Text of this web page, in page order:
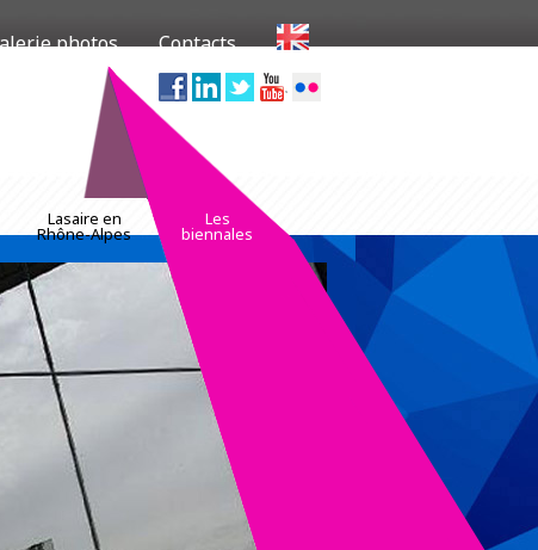
photos
Contacts
Lasaire en
Rhône-Alpes
Les
biennales